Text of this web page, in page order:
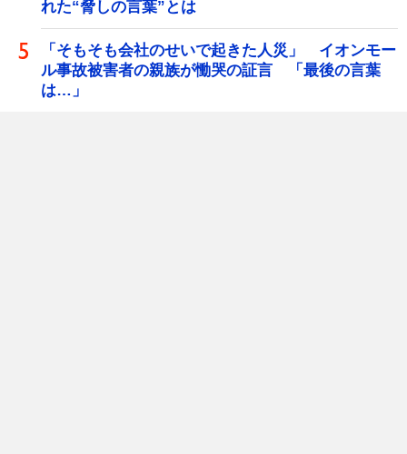
れた“脅しの言葉”とは
「そもそも会社のせいで起きた人災」 イオンモー
ル事故被害者の親族が慟哭の証言 「最後の言葉
は…」